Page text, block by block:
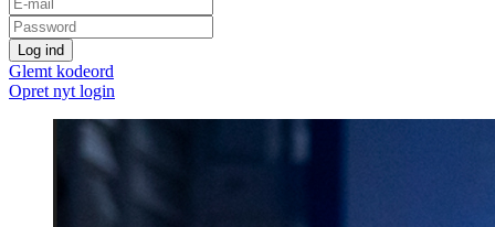
Glemt kodeord
Opret nyt login